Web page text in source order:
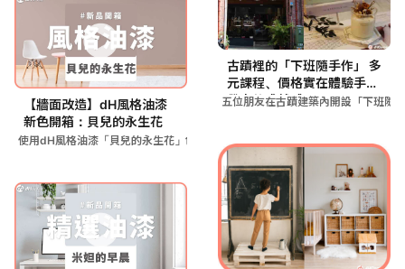
【牆面改造】dH風格油漆
新色開箱：貝兒的永生花
使用dH風格油漆「貝兒的永生花」色號，在牆面塗刷米灰色乾燥玫
古蹟裡的「下班隨手作」 多
元課程、價格實在體驗手作
帶來的成就感！
五位朋友在古蹟建築內開設「下班隨